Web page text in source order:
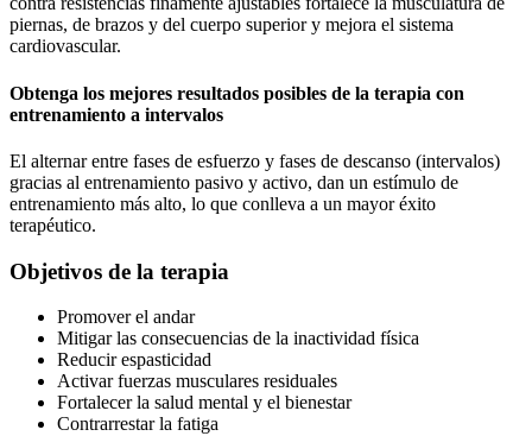
piernas, de brazos y del cuerpo superior y mejora el sistema
cardiovascular.
Obtenga los mejores resultados posibles de la terapia con
entrenamiento a intervalos
El alternar entre fases de esfuerzo y fases de descanso (intervalos)
gracias al entrenamiento pasivo y activo, dan un estímulo de
entrenamiento más alto, lo que conlleva a un mayor éxito
terapéutico.
Objetivos de la terapia
Promover el andar
Mitigar las consecuencias de la inactividad física
Reducir espasticidad
Activar fuerzas musculares residuales
Fortalecer la salud mental y el bienestar
Contrarrestar la fatiga